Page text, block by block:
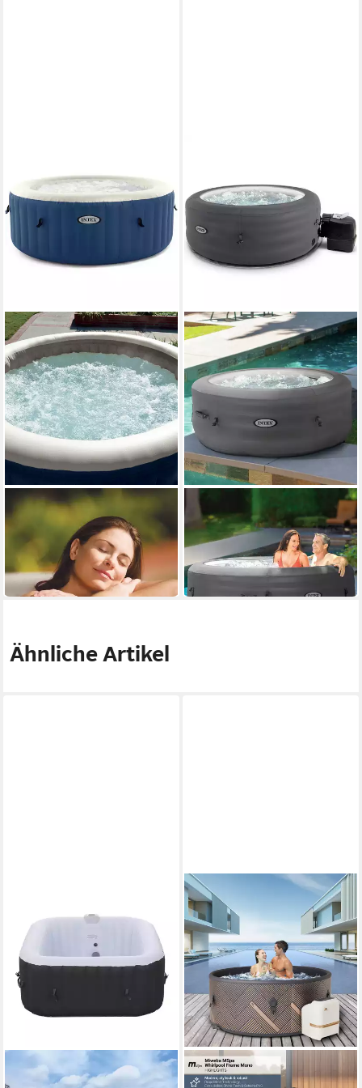
INTEX
Whirlpool PureSPA Bubble,
blau Ø196 cm
684,00 €
19,86 €mtl. in 48 Raten
in 6-7 Werktagen bei dir
INTEX
Whirlpool "Simple Spa" (196
x 66 cm)
579,00 €
16,81 €mtl. in 48 Raten
Ähnliche Artikel